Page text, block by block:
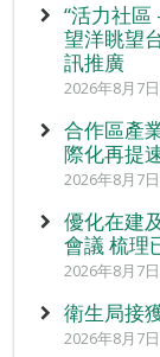
“活力社區
望洋眺望
訊推廣
2026年8月7
合作區產
際化再提
2026年8月7
優化在建
會議 梳理
2026年8月7
衛生局接
2026年8月7